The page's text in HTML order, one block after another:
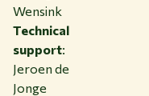
Wensink
Technical
support:
Jeroen de
Jonge